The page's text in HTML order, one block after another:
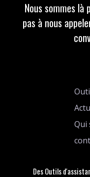
Nous sommes là
pas à nous
Qui
Des Outils